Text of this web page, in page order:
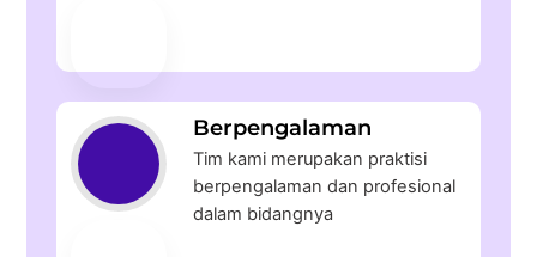
Berpengalaman
Tim kami merupakan praktisi
berpengalaman dan profesional
dalam bidangnya